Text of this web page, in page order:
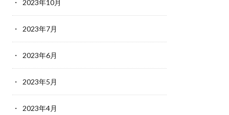
2023年10月
2023年7月
2023年6月
2023年5月
2023年4月